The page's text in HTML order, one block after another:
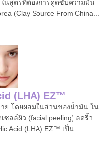
นสูตรที่ต้องการดูดซับความมัน
(Clay Source From China...
(LHA) EZ™
าย โดยผสมในส่วนของน้ำมัน ใน
ซลล์ผิว (facial peeling) ลดริ้ว
Acid (LHA) EZ™ เป็น